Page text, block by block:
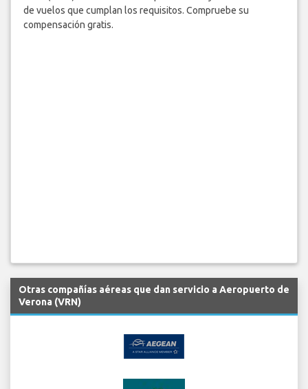
de vuelos que cumplan los requisitos. Compruebe su
compensación gratis.
Otras compañías aéreas que dan servicio a Aeropuerto de
Verona (VRN)